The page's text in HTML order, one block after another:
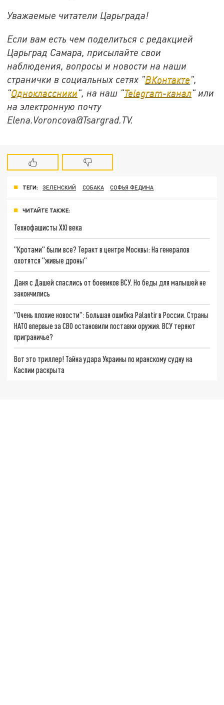
Уважаемые читатели Царьграда!
Если вам есть чем поделиться с редакцией
Царьград Самара, присылайте свои
наблюдения, вопросы и новости на наши
странички в социальных сетях "ВКонтакте",
"Одноклассники", на наш "Telegram-канал" или
на электронную почту
Elena.Voroncova@Tsargrad.TV.
ТЕГИ: ЗЕЛЕНСКИЙ СОБАКА СОФЬЯ ФЕДИНА
ЧИТАЙТЕ ТАКЖЕ:
Технофашисты XXI века
"Кротами" были все? Теракт в центре Москвы: На генералов
охотятся "живые дроны"
Даня с Дашей спаслись от боевиков ВСУ. Но беды для малышей не
закончились
"Очень плохие новости": Большая ошибка Palantir в России. Страны
НАТО впервые за СВО остановили поставки оружия. ВСУ теряют
приграничье?
Вот это триллер! Тайна удара Украины по иранскому судну на
Каспии раскрыта